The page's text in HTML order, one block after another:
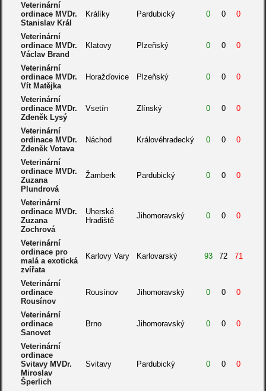
Veterinární
ordinace MVDr.
Stanislav Král
Králíky Pardubický 0 0 0
Veterinární
ordinace MVDr.
Václav Brand
Klatovy Plzeňský 0 0 0
Veterinární
ordinace MVDr.
Vít Matějka
Horažďovice Plzeňský 0 0 0
Veterinární
ordinace MVDr.
Zdeněk Lysý
Vsetín Zlínský 0 0 0
Veterinární
ordinace MVDr.
Zdeněk Votava
Náchod Královéhradecký 0 0 0
Veterinární
ordinace MVDr.
Zuzana
Plundrová
Žamberk Pardubický 0 0 0
Veterinární
ordinace MVDr.
Zuzana
Zochrová
Uherské
Hradiště
Jihomoravský 0 0 0
Veterinární
ordinace pro
malá a exotická
zvířata
Karlovy Vary Karlovarský 93 72 71
Veterinární
ordinace
Rousínov
Rousínov Jihomoravský 0 0 0
Veterinární
ordinace
Sanovet
Brno Jihomoravský 0 0 0
Veterinární
ordinace
Svitavy MVDr.
Miroslav
Šperlich
Svitavy Pardubický 0 0 0